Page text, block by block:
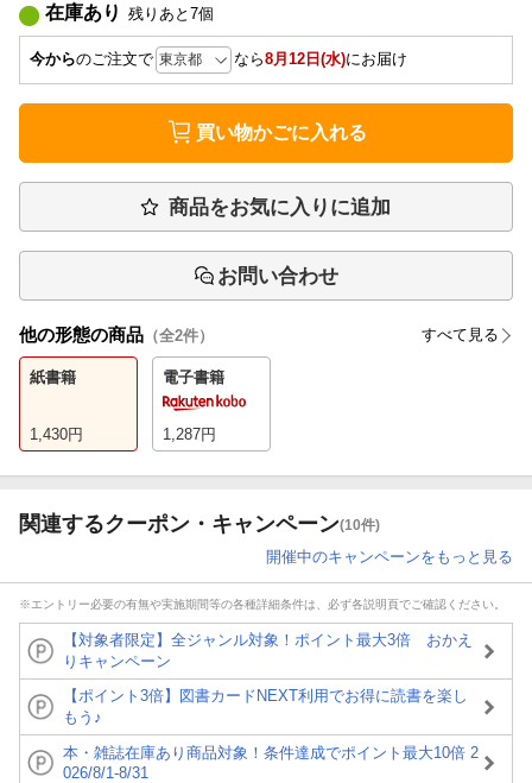
在庫あり 残りあと 7個
今からのご注文で なら8月12日(水)にお届け
買い物かごに入れる
商品をお気に入りに追加
お問い合わせ
他の形態の商品 （全2件） すべて見る
紙書籍
1,430円
電子書籍
1,287円
関連するクーポン・キャンペーン(10件)
開催中のキャンペーンをもっと見る
※エントリー必要の有無や実施期間等の各種詳細条件は、必ず各説明頁でご確認ください。
【対象者限定】全ジャンル対象！ポイント最大3倍 おかえ
りキャンペーン
【ポイント3倍】図書カードNEXT利用でお得に読書を楽し
もう♪
本・雑誌在庫あり商品対象！条件達成でポイント最大10倍 2
026/8/1-8/31